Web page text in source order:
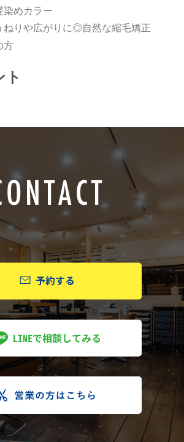
染めカラー
ねりや広がりに◎自然な縮毛矯正
方
ト